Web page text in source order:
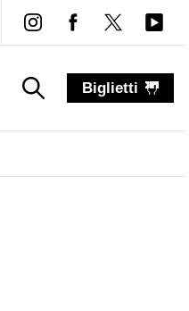
Biglietti